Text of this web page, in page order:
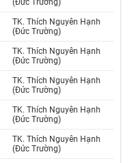
(Đức Trường)
TK. Thích Nguyên Hạnh
(Đức Trường)
TK. Thích Nguyên Hạnh
(Đức Trường)
TK. Thích Nguyên Hạnh
(Đức Trường)
TK. Thích Nguyên Hạnh
(Đức Trường)
TK. Thích Nguyên Hạnh
(Đức Trường)